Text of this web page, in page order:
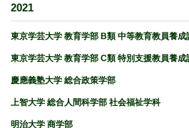
2021
東京学芸大学 教育学部 B類 中等教育教員養成
東京学芸大学 教育学部 C類 特別支援教員養成
慶應義塾大学 総合政策学部
上智大学 総合人間科学部 社会福祉学科
明治大学 商学部